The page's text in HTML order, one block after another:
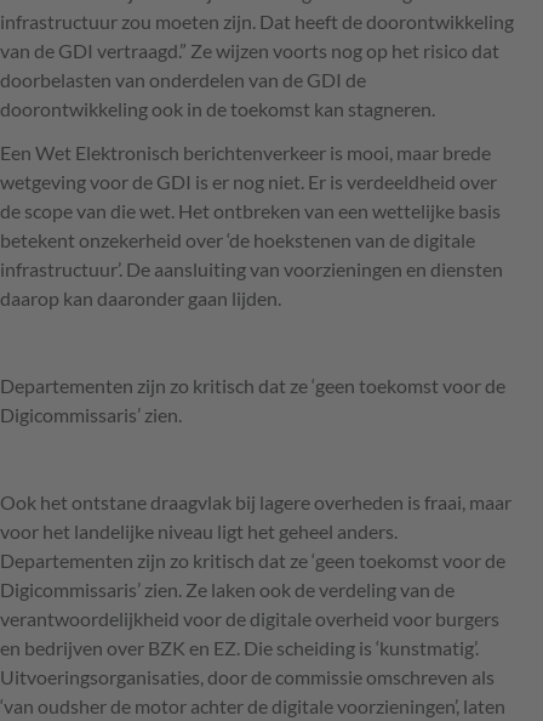
infrastructuur zou moeten zijn. Dat heeft de doorontwikkeling
van de GDI vertraagd.” Ze wijzen voorts nog op het risico dat
doorbelasten van onderdelen van de GDI de
doorontwikkeling ook in de toekomst kan stagneren.
Een Wet Elektronisch berichtenverkeer is mooi, maar brede
wetgeving voor de GDI is er nog niet. Er is verdeeldheid over
de scope van die wet. Het ontbreken van een wettelijke basis
betekent onzekerheid over ‘de hoekstenen van de digitale
infrastructuur’. De aansluiting van voorzieningen en diensten
daarop kan daaronder gaan lijden.
Departementen zijn zo kritisch dat ze ‘geen toekomst voor de
Digicommissaris’ zien.
Ook het ontstane draagvlak bij lagere overheden is fraai, maar
voor het landelijke niveau ligt het geheel anders.
Departementen zijn zo kritisch dat ze ‘geen toekomst voor de
Digicommissaris’ zien. Ze laken ook de verdeling van de
verantwoordelijkheid voor de digitale overheid voor burgers
en bedrijven over BZK en EZ. Die scheiding is ‘kunstmatig’.
Uitvoeringsorganisaties, door de commissie omschreven als
‘van oudsher de motor achter de digitale voorzieningen’, laten